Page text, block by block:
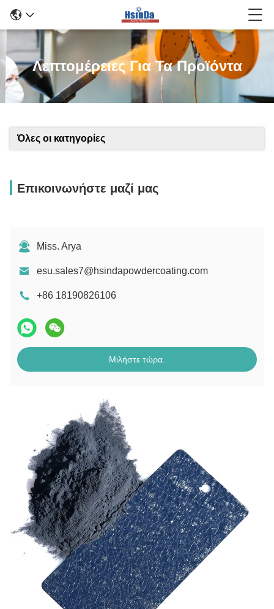
Λεπτομέρειες Για Τα Προϊόντα
Όλες οι κατηγορίες
Επικοινωνήστε μαζί μας
Miss. Arya
esu.sales7@hsindapowdercoating.com
+86 18190826106
Μιλήστε τώρα.